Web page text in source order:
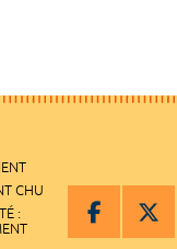
CHU
: